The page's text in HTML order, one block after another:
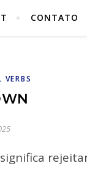
CONTATO
VERBS